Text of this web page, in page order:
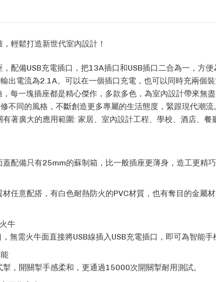
輕鬆打造新世代室內設計！
配備USB充電插口，把13A插口和USB插口二合為一，方
出電流為2.1A。可以在一個插口充電，也可以同時充兩個
每一塊插座都是精心傑作，多款多色，為室內設計帶來無
不同的風格，不斷創造更多專屬的生活態度，緊跟現代潮流
著廣大的應用範圍: 家居、室內設計工程、學校、酒店、餐
配備只有25mm的蘇制箱，比一般插座更薄身，造工更精巧
材任意配搭，有白色耐熱防火的PVC材質，也有奪目的金屬
牛
無需火牛面直接將USB線插入USB充電插口，即可為智能手
，開關掣手感柔和，更通過15000次開關掣耐用測試。